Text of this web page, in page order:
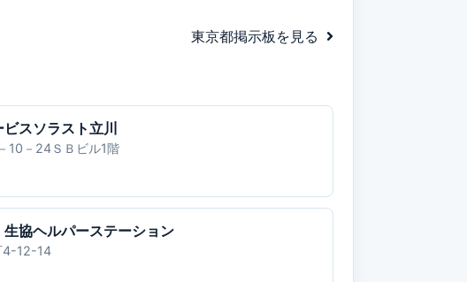
東京都掲示板を見る
スソラスト立川
10－24ＳＢビル1階
協ヘルパーステーション
4-12-14